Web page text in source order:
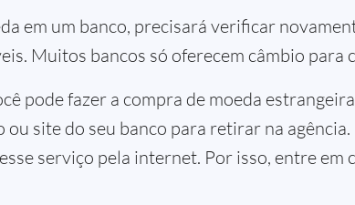
em um banco, precisará verificar
Muitos bancos só oferecem câmbio para
pode fazer a compra de moeda
site do seu banco para retirar na
serviço pela internet. Por isso, entre em